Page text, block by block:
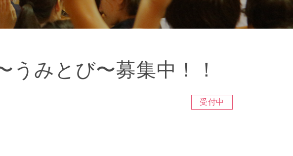
みとび〜募集中！！
受付中